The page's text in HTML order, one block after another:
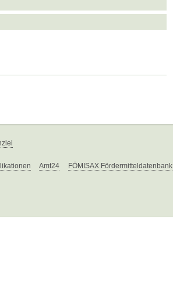
Amt24 FÖMISAX Fördermitteldatenbank